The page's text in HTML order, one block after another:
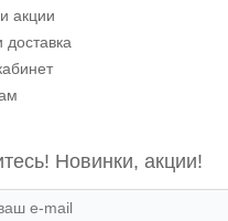
акции
Новинки, акции!